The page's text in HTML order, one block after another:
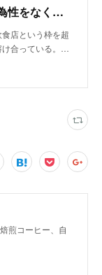
コーヒーで旅する日本／東海編｜作為性をなくした「ええ加減」なコーヒーを目指す。「珈琲ボタン」(1/2)｜ウォーカープラス
店という枠を超
け合っている。…
煎コーヒー、自